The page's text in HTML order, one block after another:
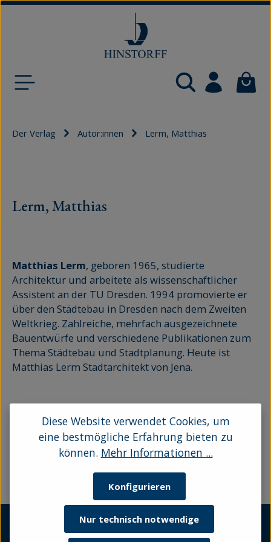
Der Verlag Autor:innen Lerm, Matthias
Lerm, Matthias
Matthias Lerm, geboren 1965, studierte
Architektur und arbeitete als wissenschaftlicher
Assistent an der TU Dresden. 1994 promovierte er
über den Städtebau in Dresden nach dem Zweiten
Weltkrieg. Zahlreiche, mehrfach ausgezeichnete
Bauentwürfe und verschiedene Publikationen zum
Thema Städtebau und Stadtplanung. Heute ist
Matthias Lerm Stadtarchitekt von Jena.
Keine Produkte gefunden.
Kundenservice / Buchbestellung
Diese Website verwendet Cookies, um
eine bestmögliche Erfahrung bieten zu
können. Mehr Informationen ...
Nur technisch notwendige
Konfigurieren